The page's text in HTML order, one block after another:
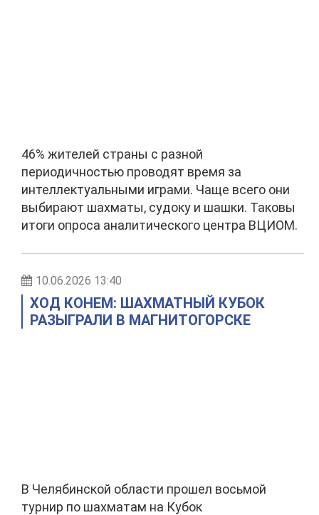
46% жителей страны с разной
периодичностью проводят время за
интеллектуальными играми. Чаще всего они
выбирают шахматы, судоку и шашки. Таковы
итоги опроса аналитического центра ВЦИОМ.
10.06.2026 13:40
ХОД КОНЕМ: ШАХМАТНЫЙ КУБОК
РАЗЫГРАЛИ В МАГНИТОГОРСКЕ
В Челябинской области прошел восьмой
турнир по шахматам на Кубок